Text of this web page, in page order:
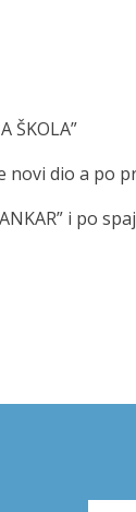
ŠKOLA”
dio a po
i po